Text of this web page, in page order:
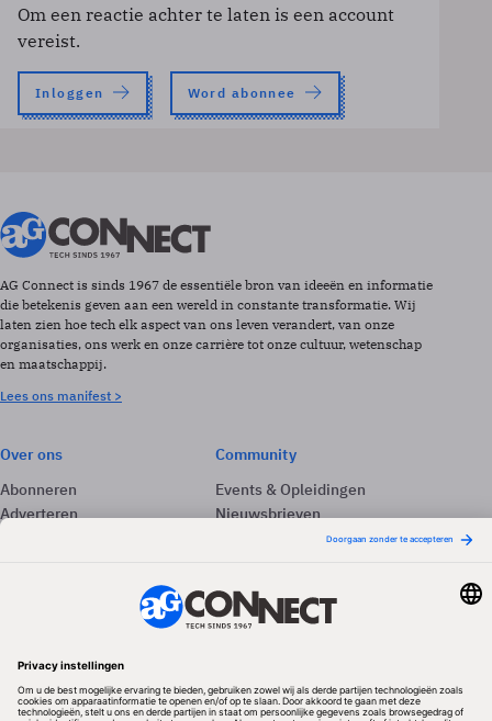
Om een reactie achter te laten is een account
vereist.
Inloggen Word abonnee
AG Connect is sinds 1967 de essentiële bron van ideeën en informatie
die betekenis geven aan een wereld in constante transformatie. Wij
laten zien hoe tech elk aspect van ons leven verandert, van onze
organisaties, ons werk en onze carrière tot onze cultuur, wetenschap
en maatschappij.
Lees ons manifest >
Over ons
Abonneren
Adverteren
Community
Events & Opleidingen
Nieuwsbrieven
Volg ons